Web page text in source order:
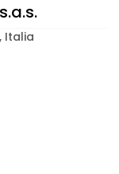
Italia